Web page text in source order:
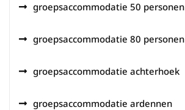
groepsaccommodatie 50 personen
groepsaccommodatie 80 personen
groepsaccommodatie achterhoek
groepsaccommodatie ardennen